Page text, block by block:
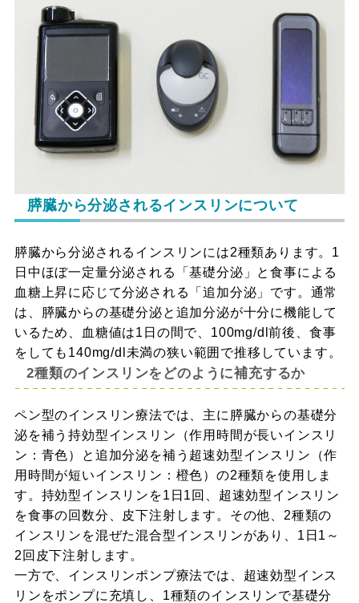
膵臓から分泌されるインスリンについて
膵臓から分泌されるインスリンには2種類あります。1
日中ほぼ一定量分泌される「基礎分泌」と食事による
血糖上昇に応じて分泌される「追加分泌」です。通常
は、膵臓からの基礎分泌と追加分泌が十分に機能して
いるため、血糖値は1日の間で、100mg/dl前後、食事
をしても140mg/dl未満の狭い範囲で推移しています。
2種類のインスリンをどのように補充するか
ペン型のインスリン療法では、主に膵臓からの基礎分
泌を補う持効型インスリン（作用時間が長いインスリ
ン：青色）と追加分泌を補う超速効型インスリン（作
用時間が短いインスリン：橙色）の2種類を使用しま
す。持効型インスリンを1日1回、超速効型インスリン
を食事の回数分、皮下注射します。その他、2種類の
インスリンを混ぜた混合型インスリンがあり、1日1～
2回皮下注射します。
一方で、インスリンポンプ療法では、超速効型インス
リンをポンプに充填し、1種類のインスリンで基礎分